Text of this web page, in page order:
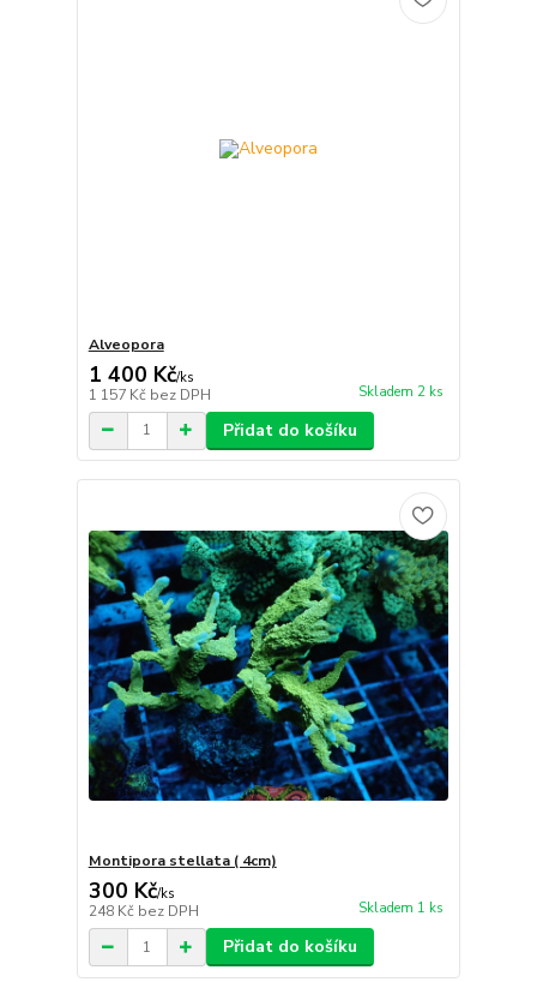
Alveopora
1 400 Kč/ks
1 157 Kč bez DPH Skladem 2 ks
Přidat do košíku
Montipora stellata ( 4cm)
300 Kč/ks
248 Kč bez DPH Skladem 1 ks
Přidat do košíku